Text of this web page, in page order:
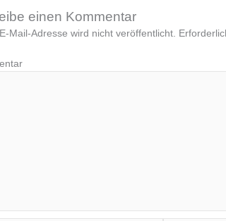
einen Kommentar
Mail-Adresse wird nicht veröffentlicht.